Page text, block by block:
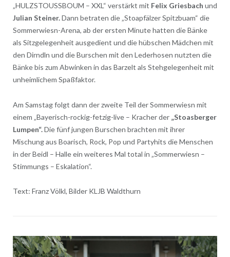
„HULZSTOUSSBOUM – XXL“ verstärkt mit Felix Griesbach und
Julian Steiner.Dann betraten die „Stoapfälzer Spitzbuam“ die
Sommerwiesn-Arena, ab der ersten Minute hatten die Bänke
als Sitzgelegenheit ausgedient und die hübschen Mädchen mit
den Dirndln und die Burschen mit den Lederhosen nutzten die
Bänke bis zum Abwinken in das Barzelt als Stehgelegenheit mit
unheimlichem Spaßfaktor.
Am Samstag folgt dann der zweite Teil der Sommerwiesn mit
einem „Bayerisch-rockig-fetzig-live – Kracher der „Stoasberger
Lumpen“.Die fünf jungen Burschen brachten mit ihrer
Mischung aus Boarisch, Rock, Pop und Partyhits die Menschen
in der Beidl – Halle ein weiteres Mal total in „Sommerwiesn –
Stimmungs – Eskalation“.
Text: Franz Völkl, Bilder KLJB Waldthurn